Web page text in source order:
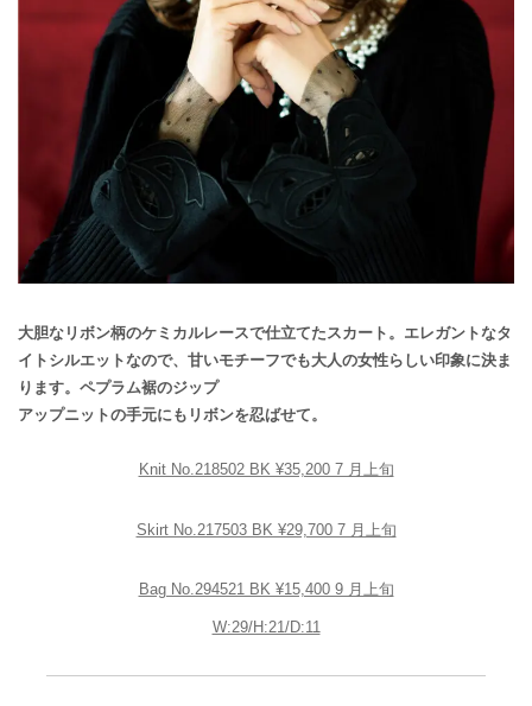
大胆なリボン柄のケミカルレースで仕立てたスカート。エレガントなタ
イトシルエットなので、甘いモチーフでも大人の女性らしい印象に決ま
ります。ペプラム裾のジップ
アップニットの手元にもリボンを忍ばせて。
Knit No.218502 BK ¥35,200 7 月上旬
Skirt No.217503 BK ¥29,700 7 月上旬
Bag No.294521 BK ¥15,400 9 月上旬
W:29/H:21/D:11